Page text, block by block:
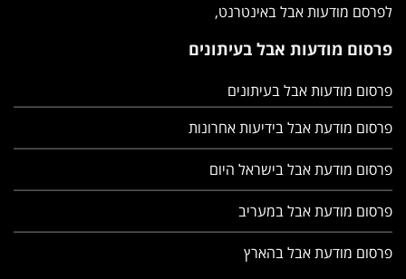
לפרסם מודעות אבל באינטרנט,
פרסום מודעות אבל בעיתונים
פרסום מודעות אבל בעיתונים
פרסום מודעת אבל בידיעות אחרונות
פרסום מודעת אבל בישראל היום
פרסום מודעת אבל במעריב
פרסום מודעת אבל בהארץ